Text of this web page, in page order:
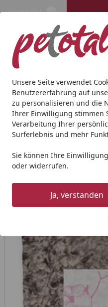
Unsere Seite verwendet
Benutzererfahrung auf
zu personalisieren und die
Ihrer Einwilligung stimmen
Verarbeitung Ihrer
Surferlebnis und mehr
Sie können Ihre
oder widerrufen.
Ja, verstanden
Kontakt
Hund Katze Aquaristik
Startseite
Andere Tierarten